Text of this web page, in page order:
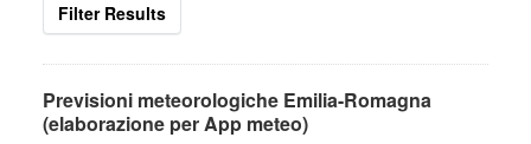
Filter Results
Previsioni meteorologiche Emilia-Romagna
(elaborazione per App meteo)